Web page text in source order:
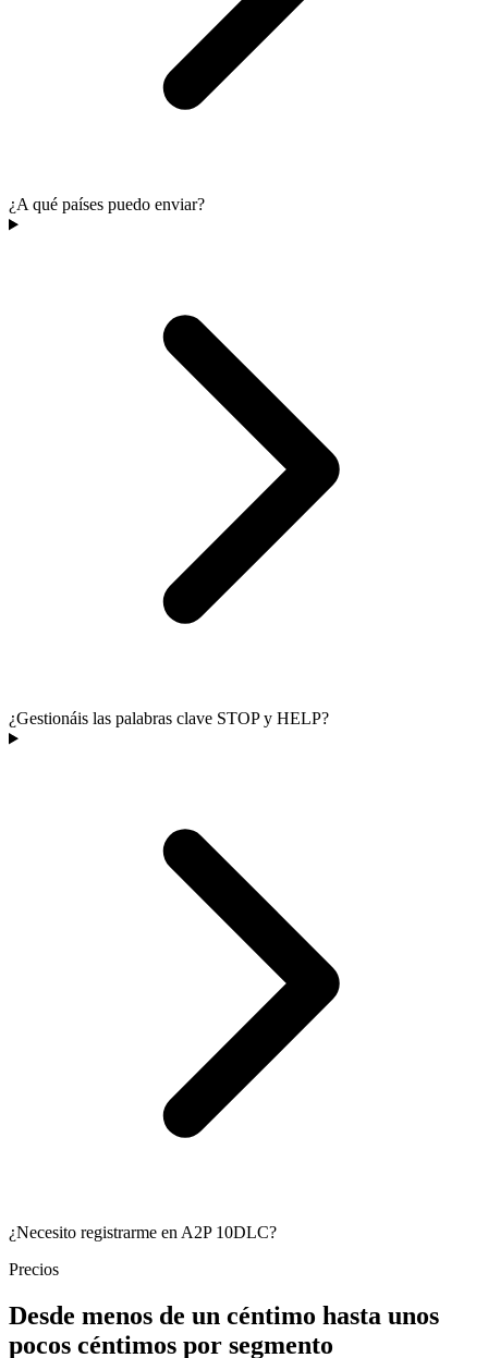
¿A qué países puedo enviar?
¿Gestionáis las palabras clave STOP y HELP?
¿Necesito registrarme en A2P 10DLC?
Precios
Desde menos de un céntimo hasta unos
pocos céntimos por segmento